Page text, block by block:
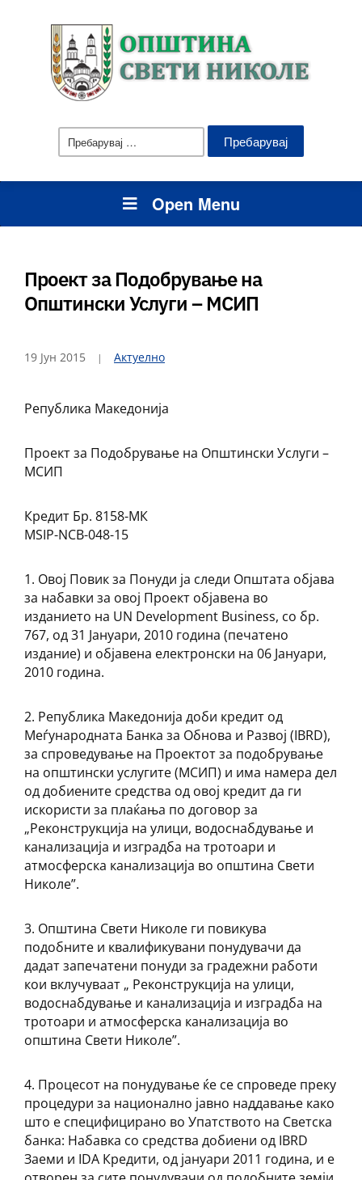
Пребарувај
за:
Open Menu
Проект за Подобрување на
Општински Услуги – МСИП
19 Јун 2015 Актуелно
Република Македонија
Проект за Подобрување на Општински Услуги –
МСИП
Кредит Бр. 8158-МК
MSIP-NCB-048-15
1. Овој Повик за Понуди ја следи Општата објава
за набавки за овој Проект објавена во
изданието на UN Development Business, со бр.
767, од 31 Јануари, 2010 година (печатено
издание) и објавена електронски на 06 Јануари,
2010 година.
2. Република Македонија доби кредит од
Меѓународната Банка за Обнова и Развој (IBRD),
за спроведување на Проектот за подобрување
на општински услугите (МСИП) и има намера дел
од добиените средства од овој кредит да ги
искористи за плаќања по договор за
„Реконструкција на улици, водоснабдување и
канализација и изградба на тротоари и
атмосферска канализација во општина Свети
Николе”.
3. Општина Свети Николе ги повикува
подобните и квалификувани понудувачи да
дадат запечатени понуди за градежни работи
кои вклучуваат „ Реконструкција на улици,
водоснабдување и канализација и изградба на
тротоари и атмосферска канализација во
општина Свети Николе”.
4. Процесот на понудување ќе се спроведе преку
процедури за национално јавно наддавање како
што е специфицирано во Упатството на Светска
банка: Набавка со средства добиени од IBRD
Заеми и IDA Кредити, од јануари 2011 година, и е